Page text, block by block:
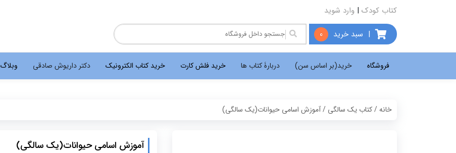
کتاب کودک | وارد شوید
| سبد خرید 0
فروشگاه خرید(بر اساس سن) دربارۀ کتاب ها خرید فلش کارت خرید کتاب الکترونیک دکتر داریوش صادقی وبلاگ
خانه/کتاب یک سالگی / آموزش اسامی حیوانات(یک سالگی)
آموزش اسامی حیوانات(یک سالگی)